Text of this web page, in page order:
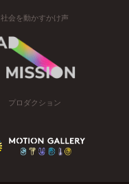
社会を動かすかけ声
プロダクション